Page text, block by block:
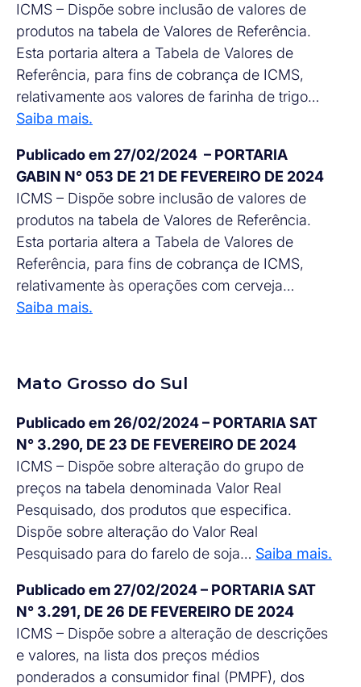
ICMS – Dispõe sobre inclusão de valores de
produtos na tabela de Valores de Referência.
Esta portaria altera a Tabela de Valores de
Referência, para fins de cobrança de ICMS,
relativamente aos valores de farinha de trigo…
Saiba mais.
Publicado em 27/02/2024 – PORTARIA
GABIN N° 053 DE 21 DE FEVEREIRO DE 2024
ICMS – Dispõe sobre inclusão de valores de
produtos na tabela de Valores de Referência.
Esta portaria altera a Tabela de Valores de
Referência, para fins de cobrança de ICMS,
relativamente às operações com cerveja…
Saiba mais.
Mato Grosso do Sul
Publicado em 26/02/2024 – PORTARIA SAT
N° 3.290, DE 23 DE FEVEREIRO DE 2024
ICMS – Dispõe sobre alteração do grupo de
preços na tabela denominada Valor Real
Pesquisado, dos produtos que especifica.
Dispõe sobre alteração do Valor Real
Pesquisado para do farelo de soja… Saiba mais.
Publicado em 27/02/2024 – PORTARIA SAT
N° 3.291, DE 26 DE FEVEREIRO DE 2024
ICMS – Dispõe sobre a alteração de descrições
e valores, na lista dos preços médios
ponderados a consumidor final (PMPF), dos